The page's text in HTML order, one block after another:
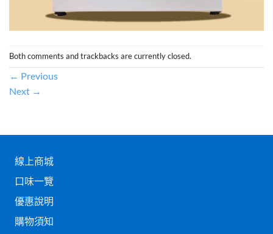
Both comments and trackbacks are currently closed.
← Previous
Next →
線上商城
口味一覽
優惠說明
購物須知